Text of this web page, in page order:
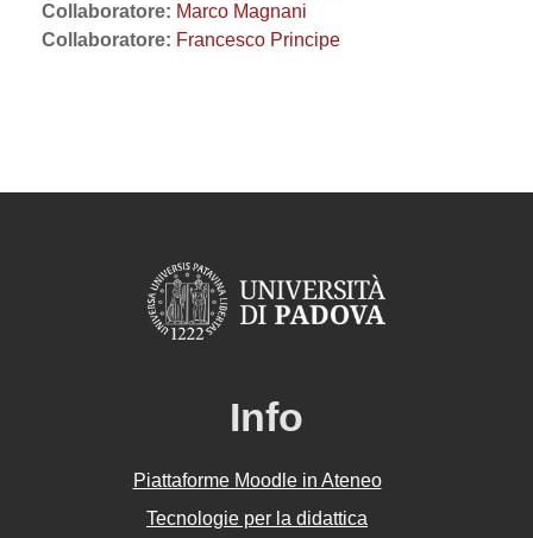
Collaboratore: Marco Magnani
Collaboratore: Francesco Principe
Info
Piattaforme Moodle in Ateneo
Tecnologie per la didattica